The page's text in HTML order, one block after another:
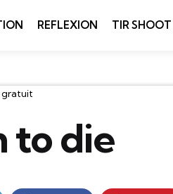
REFLEXION TIR SHOOT
gratuit
to die